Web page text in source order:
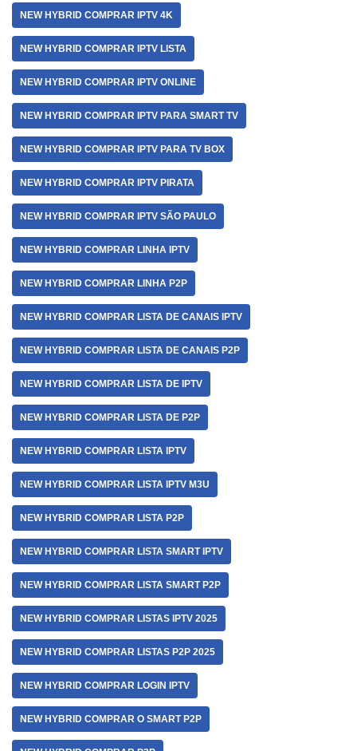
NEW HYBRID COMPRAR IPTV 4K
NEW HYBRID COMPRAR IPTV LISTA
NEW HYBRID COMPRAR IPTV ONLINE
NEW HYBRID COMPRAR IPTV PARA SMART TV
NEW HYBRID COMPRAR IPTV PARA TV BOX
NEW HYBRID COMPRAR IPTV PIRATA
NEW HYBRID COMPRAR IPTV SÃO PAULO
NEW HYBRID COMPRAR LINHA IPTV
NEW HYBRID COMPRAR LINHA P2P
NEW HYBRID COMPRAR LISTA DE CANAIS IPTV
NEW HYBRID COMPRAR LISTA DE CANAIS P2P
NEW HYBRID COMPRAR LISTA DE IPTV
NEW HYBRID COMPRAR LISTA DE P2P
NEW HYBRID COMPRAR LISTA IPTV
NEW HYBRID COMPRAR LISTA IPTV M3U
NEW HYBRID COMPRAR LISTA P2P
NEW HYBRID COMPRAR LISTA SMART IPTV
NEW HYBRID COMPRAR LISTA SMART P2P
NEW HYBRID COMPRAR LISTAS IPTV 2025
NEW HYBRID COMPRAR LISTAS P2P 2025
NEW HYBRID COMPRAR LOGIN IPTV
NEW HYBRID COMPRAR O SMART P2P